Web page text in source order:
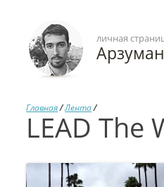
личная
Главная/Лента/
LEAD The